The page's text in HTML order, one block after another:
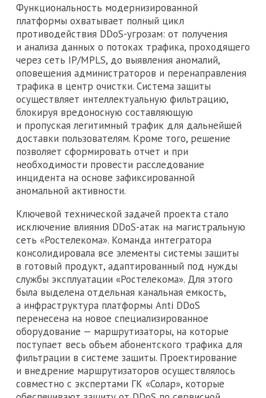
Функциональность модернизированной
платформы охватывает полный цикл
противодействия DDoS-угрозам: от получения
и анализа данных о потоках трафика, проходящего
через сеть IP/MPLS, до выявления аномалий,
оповещения администраторов и перенаправления
трафика в центр очистки. Система защиты
осуществляет интеллектуальную фильтрацию,
блокируя вредоносную составляющую
и пропуская легитимный трафик для дальнейшей
доставки пользователям. Кроме того, решение
позволяет сформировать отчет и при
необходимости провести расследование
инцидента на основе зафиксированной
аномальной активности.
Ключевой технической задачей проекта стало
исключение влияния DDoS-атак на магистральную
сеть «Ростелекома». Команда интегратора
консолидировала все элементы системы защиты
в готовый продукт, адаптированный под нужды
службы эксплуатации «Ростелекома». Для этого
была выделена отдельная канальная емкость,
а инфраструктура платформы Anti DDoS
перенесена на новое специализированное
оборудование — маршрутизаторы, на которые
поступает весь объем абонентского трафика для
фильтрации в системе защиты. Проектирование
и внедрение маршрутизаторов осуществлялось
совместно с экспертами ГК «Солар», которые